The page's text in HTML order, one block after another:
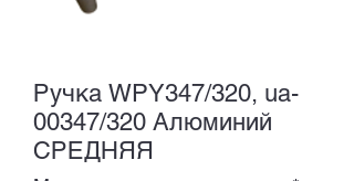
Ручка WPY347/320, ua-
00347/320 Алюминий
СРЕДНЯЯ